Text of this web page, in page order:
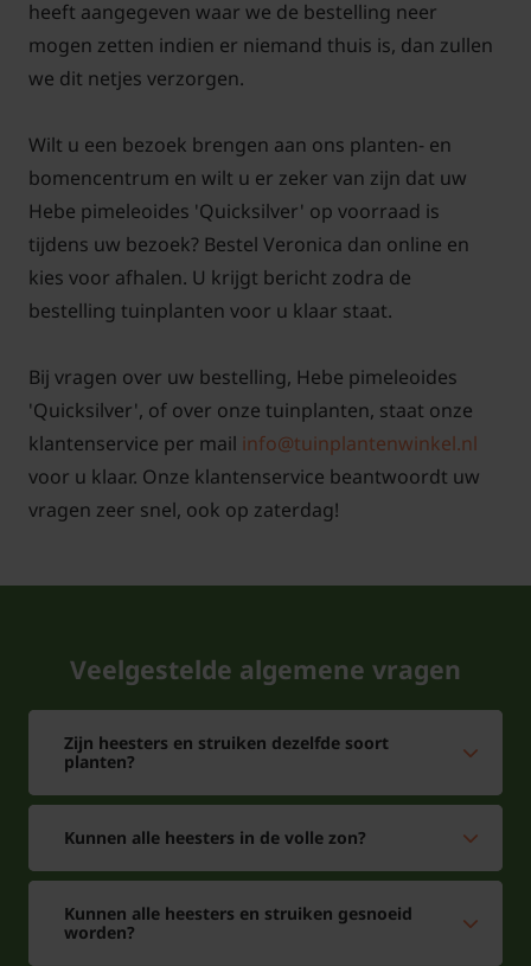
heeft aangegeven waar we de bestelling neer
mogen zetten indien er niemand thuis is, dan zullen
we dit netjes verzorgen.
Wilt u een bezoek brengen aan ons planten- en
bomencentrum en wilt u er zeker van zijn dat uw
Hebe pimeleoides 'Quicksilver' op voorraad is
tijdens uw bezoek? Bestel Veronica dan online en
kies voor afhalen. U krijgt bericht zodra de
bestelling tuinplanten voor u klaar staat.
Bij vragen over uw bestelling, Hebe pimeleoides
'Quicksilver', of over onze tuinplanten, staat onze
klantenservice per mail info@tuinplantenwinkel.nl
voor u klaar. Onze klantenservice beantwoordt uw
vragen zeer snel, ook op zaterdag!
Veelgestelde algemene vragen
Zijn heesters en struiken dezelfde soort
planten?
Kunnen alle heesters in de volle zon?
Kunnen alle heesters en struiken gesnoeid
worden?